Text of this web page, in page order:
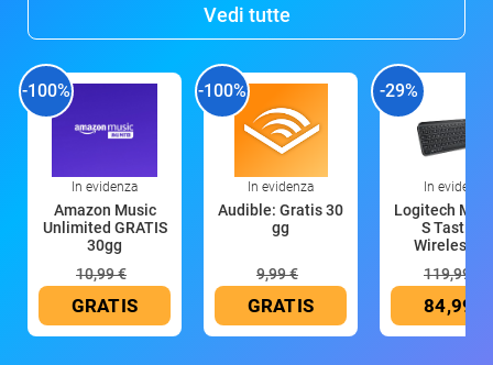
Vedi tutte
-100%
In evidenza
Amazon Music
Unlimited GRATIS
30gg
10,99 €
GRATIS
-100%
In evidenza
Audible: Gratis 30
gg
9,99 €
GRATIS
-29%
In evidenza
Logitech MX
S Tastiera
Wireless
119,99 €
84,99 €